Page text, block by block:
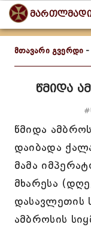
მთავარი გვერდი -
წმიდა
წმიდა
დაიბადა
მამა
მხარესა
დასავლეთის
ამბროსის